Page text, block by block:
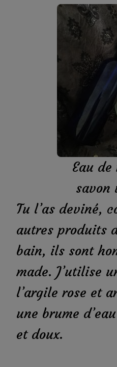
Eau de
savon
Tu l’as deviné,
autres produits
bain, ils sont
made. J’utilise
l’argile rose et
une brume
et doux.